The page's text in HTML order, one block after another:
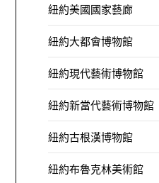
紐約美國國家藝廊
紐約大都會博物館
紐約現代藝術博物館
紐約新當代藝術博物館
紐約古根漢博物館
紐約布魯克林美術館